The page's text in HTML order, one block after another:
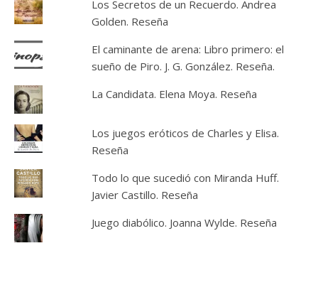
Los Secretos de un Recuerdo. Andrea
Golden. Reseña
El caminante de arena: Libro primero: el
sueño de Piro. J. G. González. Reseña.
La Candidata. Elena Moya. Reseña
Los juegos eróticos de Charles y Elisa.
Reseña
Todo lo que sucedió con Miranda Huff.
Javier Castillo. Reseña
Juego diabólico. Joanna Wylde. Reseña